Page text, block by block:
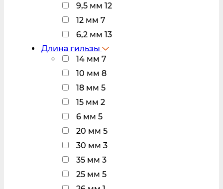
9,5 мм 12
12 мм 7
6,2 мм 13
Длина гильзы
14 мм 7
10 мм 8
18 мм 5
15 мм 2
6 мм 5
20 мм 5
30 мм 3
35 мм 3
25 мм 5